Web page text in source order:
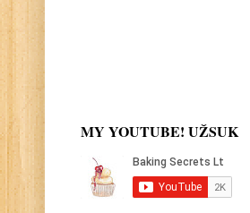
MY YOUTUBE! UŽSUK